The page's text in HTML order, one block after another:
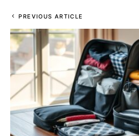
PREVIOUS ARTICLE